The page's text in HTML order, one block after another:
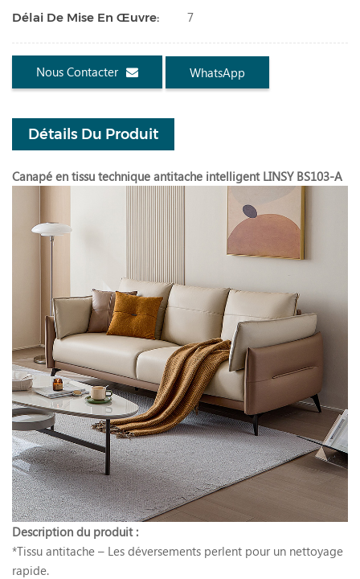
Délai De Mise En Œuvre: 7
Nous Contacter WhatsApp
Détails Du Produit
Canapé en tissu technique antitache intelligent LINSY BS103-A
Description du produit :
*Tissu antitache – Les déversements perlent pour un nettoyage
rapide.